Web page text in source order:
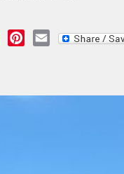
MessagePinterest
Email